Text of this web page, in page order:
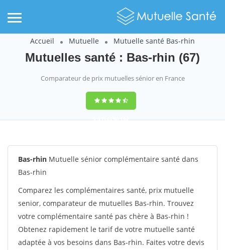
Accueil Mutuelle Mutuelle santé Bas-rhin
Mutuelles santé : Bas-rhin (67)
Comparateur de prix mutuelles sénior en France
9,3(100%)152
Bas-rhin Mutuelle sénior complémentaire santé dans
Bas-rhin
Comparez les complémentaires santé, prix mutuelle
senior, comparateur de mutuelles Bas-rhin. Trouvez
votre complémentaire santé pas chère à Bas-rhin !
Obtenez rapidement le tarif de votre mutuelle santé
adaptée à vos besoins dans Bas-rhin. Faites votre devis